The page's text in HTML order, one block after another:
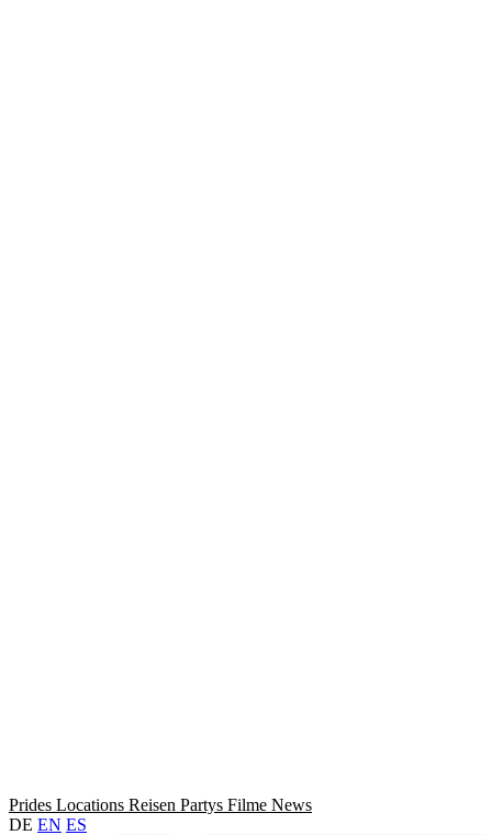
Prides Locations Reisen Partys Filme News
DE EN ES